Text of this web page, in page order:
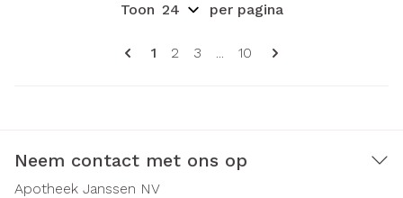
Pagina's
U lees momenteel pagina
1 Pagina
2 Pagina
3 ... Pagina
10
Toon per pagina
Neem contact met ons op
Apotheek Janssen NV